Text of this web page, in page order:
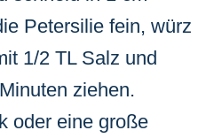
Petersilie fein, würz
1/2 TL Salz und
ziehen.
oder eine große